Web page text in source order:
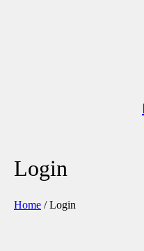
Login
Home /Login